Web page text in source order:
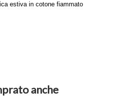
estiva in cotone fiammato
anche